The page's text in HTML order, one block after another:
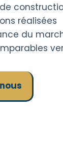
de
réalisées
du